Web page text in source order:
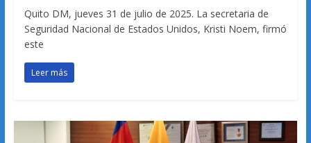
Quito DM, jueves 31 de julio de 2025. La secretaria de
Seguridad Nacional de Estados Unidos, Kristi Noem, firmó
este
Leer más